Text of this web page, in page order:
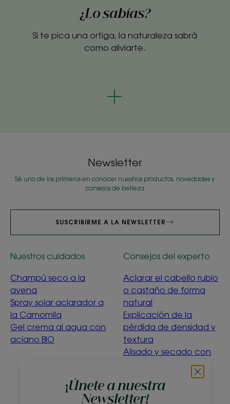
¿Lo sabías?
Si te pica una ortiga, la naturaleza sabrá
como aliviarte.
¡Únete a nuestra
Newsletter!
Newsletter
Sé uno de los primeros en conocer nuestros productos, novedades y
consejos de belleza
SUSCRIBIRME A LA NEWSLETTER
Nuestros cuidados
Champú seco a la
avena
Spray solar aclarador a
la Camomila
Gel crema al agua con
aciano BIO
Consejos del experto
Aclarar el cabello rubio
o castaño de forma
natural
Explicación de la
pérdida de densidad y
textura
Alisado y secado con
purificante
¿Qué significa la